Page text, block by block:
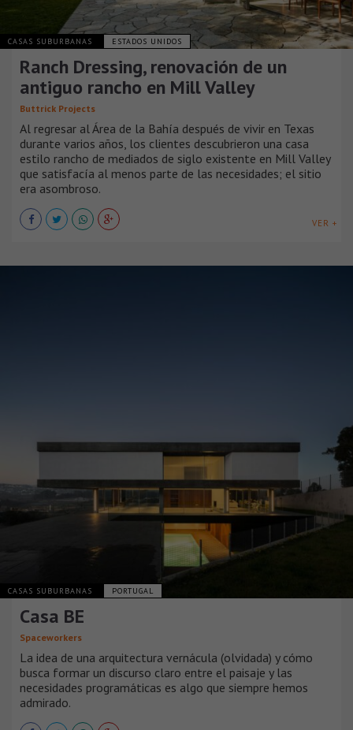
CASAS SUBURBANAS ESTADOS UNIDOS
Ranch Dressing, renovación de un
antiguo rancho en Mill Valley
Buttrick Projects
Al regresar al Área de la Bahía después de vivir en Texas
durante varios años, los clientes descubrieron una casa
estilo rancho de mediados de siglo existente en Mill Valley
que satisfacía al menos parte de las necesidades; el sitio
era asombroso.
VER +
CASAS SUBURBANAS PORTUGAL
Casa BE
Spaceworkers
La idea de una arquitectura vernácula (olvidada) y cómo
busca formar un discurso claro entre el paisaje y las
necesidades programáticas es algo que siempre hemos
admirado.